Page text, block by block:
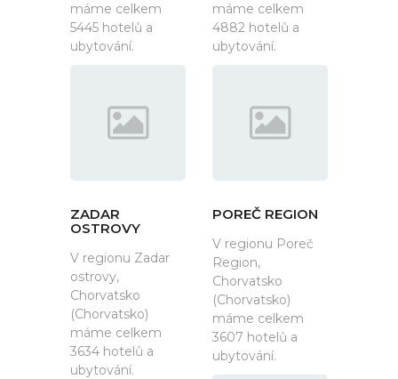
máme celkem
5445 hotelů a
ubytování.
máme celkem
4882 hotelů a
ubytování.
ZADAR
OSTROVY
V regionu Zadar
ostrovy,
Chorvatsko
(Chorvatsko)
máme celkem
3634 hotelů a
ubytování.
POREČ REGION
V regionu Poreč
Region,
Chorvatsko
(Chorvatsko)
máme celkem
3607 hotelů a
ubytování.